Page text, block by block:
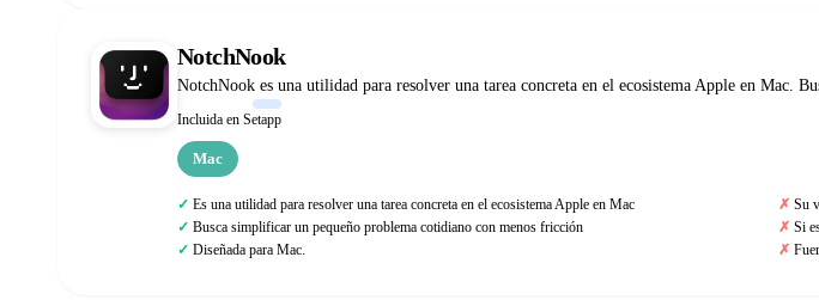
NotchNook
NotchNook es una utilidad para resolver una tarea concreta en el ecosistema Apple en Mac.
Incluida en Setapp
Mac
Es una utilidad para resolver una tarea concreta en el ecosistema Apple en Mac
Busca simplificar un pequeño problema cotidiano con menos fricción
Diseñada para Mac.
Su
Si